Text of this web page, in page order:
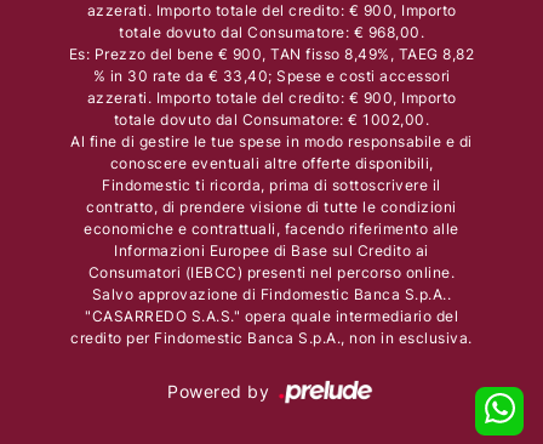
azzerati. Importo totale del credito: € 900, Importo
totale dovuto dal Consumatore: € 968,00.
Es: Prezzo del bene € 900, TAN fisso 8,49%, TAEG 8,82
% in 30 rate da € 33,40; Spese e costi accessori
azzerati. Importo totale del credito: € 900, Importo
totale dovuto dal Consumatore: € 1002,00.
Al fine di gestire le tue spese in modo responsabile e di
conoscere eventuali altre offerte disponibili,
Findomestic ti ricorda, prima di sottoscrivere il
contratto, di prendere visione di tutte le condizioni
economiche e contrattuali, facendo riferimento alle
Informazioni Europee di Base sul Credito ai
Consumatori (IEBCC) presenti nel percorso online.
Salvo approvazione di Findomestic Banca S.p.A..
"CASARREDO S.A.S." opera quale intermediario del
credito per Findomestic Banca S.p.A., non in esclusiva.
Powered by